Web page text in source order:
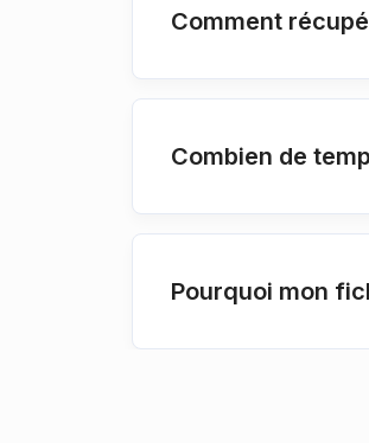
Comment
Combien de
Pourquoi mon